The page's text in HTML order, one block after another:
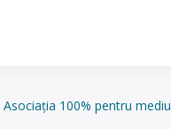
Asociația 100% pentru mediu